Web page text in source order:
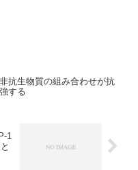
抗生物質の組み合わせが抗
する
1